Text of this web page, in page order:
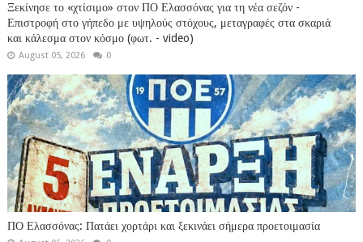
Ξεκίνησε το «χτίσιμο» στον ΠΟ Ελασσόνας για τη νέα σεζόν -
Επιστροφή στο γήπεδο με υψηλούς στόχους, μεταγραφές στα σκαριά
και κάλεσμα στον κόσμο (φωτ. - video)
August 05, 2026 0
ΠΟ Ελασσόνας: Πατάει χορτάρι και ξεκινάει σήμερα προετοιμασία